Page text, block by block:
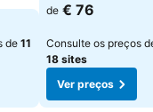
de11
de € 76
Consulte os preços
18 sites
Ver preços